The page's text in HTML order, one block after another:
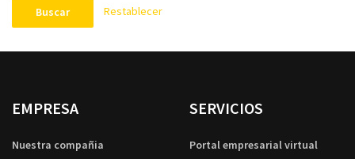
Buscar Restablecer
EMPRESA
Nuestra compañia
SERVICIOS
Portal empresarial virtual